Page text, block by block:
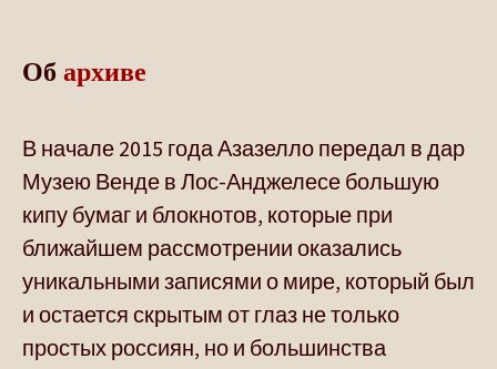
Об архиве
В начале 2015 года Азазелло передал в дар
Музею Венде в Лос-Анджелесе большую
кипу бумаг и блокнотов, которые при
ближайшем рассмотрении оказались
уникальными записями о мире, который был
и остается скрытым от глаз не только
простых россиян, но и большинства